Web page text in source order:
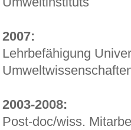
2007:
Lehrbefähigung
2003-2008:
Post-doc/wiss.